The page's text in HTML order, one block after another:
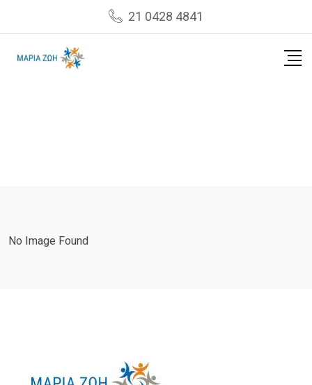
21 0428 4841
No Image Found